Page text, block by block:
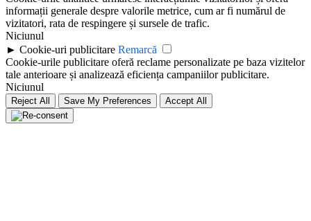
informații generale despre valorile metrice, cum ar fi numărul de
vizitatori, rata de respingere și sursele de trafic.
Niciunul
► Cookie-uri publicitare Remarcă
Cookie-urile publicitare oferă reclame personalizate pe baza vizitelor
tale anterioare și analizează eficiența campaniilor publicitare.
Niciunul
Reject All Save My Preferences Accept All